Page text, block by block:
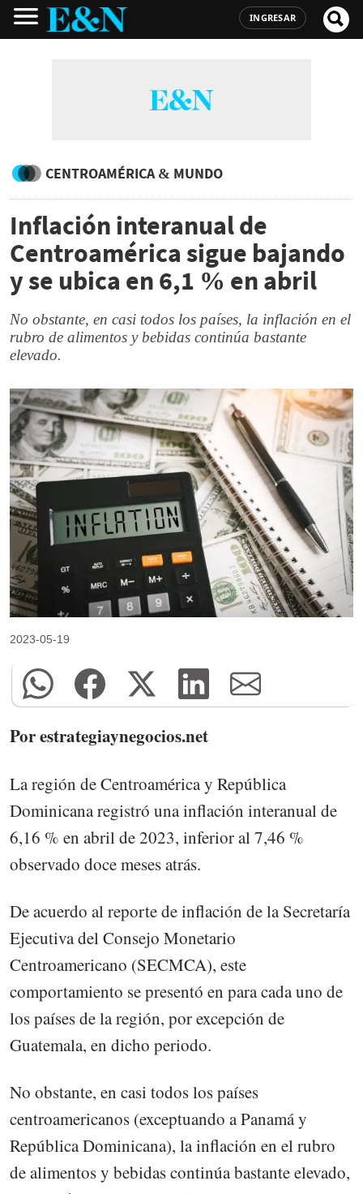
INGRESAR
CENTROAMÉRICA & MUNDO
Inflación interanual de
Centroamérica sigue bajando
y se ubica en 6,1 % en abril
No obstante, en casi todos los países, la inflación en el
rubro de alimentos y bebidas continúa bastante
elevado.
2023-05-19
Por estrategiaynegocios.net
La región de Centroamérica y República
Dominicana registró una inflación interanual de
6,16 % en abril de 2023, inferior al 7,46 %
observado doce meses atrás.
De acuerdo al reporte de inflación de la Secretaría
Ejecutiva del Consejo Monetario
Centroamericano (SECMCA), este
comportamiento se presentó en para cada uno de
los países de la región, por excepción de
Guatemala, en dicho periodo.
No obstante, en casi todos los países
centroamericanos (exceptuando a Panamá y
República Dominicana), la inflación en el rubro
de alimentos y bebidas continúa bastante elevado,